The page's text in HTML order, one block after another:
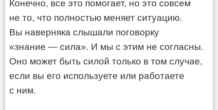
Конечно, все это помогает, но это совсем
не то, что полностью меняет ситуацию.
Вы наверняка слышали поговорку
«знание — сила». И мы с этим не согласны.
Оно может быть силой только в том случае,
если вы его используете или работаете
с ним.